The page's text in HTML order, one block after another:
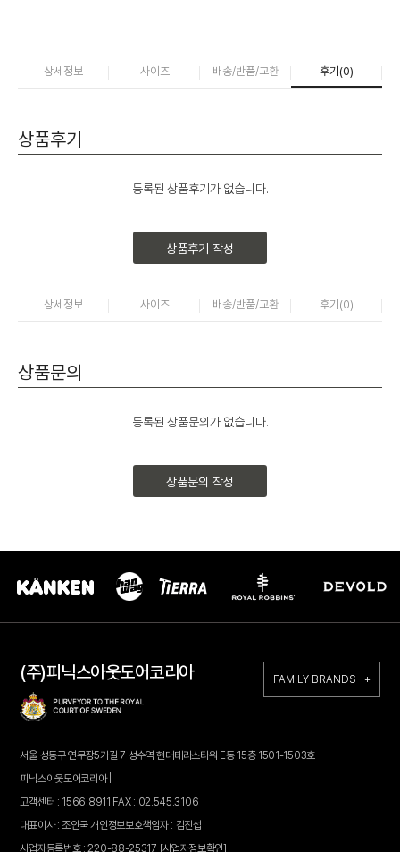
상세정보 사이즈 배송/반품/교환 후기(0)
상품후기
등록된 상품후기가 없습니다.
상품후기 작성
상세정보 사이즈 배송/반품/교환 후기(0)
상품문의
등록된 상품문의가 없습니다.
상품문의 작성
(주)피닉스아웃도어코리아 FAMILY BRANDS +
서울 성동구 연무장5가길 7 성수역 현대테라스타워 E동 15층 1501-1503호
피닉스아웃도어코리아 |
고객센터 : 1566.8911 FAX : 02.545.3106
대표이사 : 조인국 개인정보보호책임자 : 김진섭
사업자등록번호 : 220-88-25317 [사업자정보확인]